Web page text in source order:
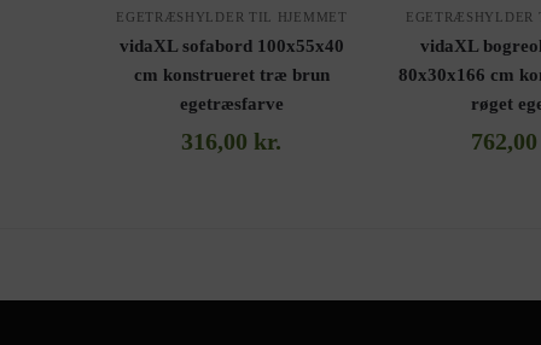
EGETRÆSHYLDER TIL HJEMMET
vidaXL sofabord 100x55x40
cm konstrueret træ brun
egetræsfarve
316,00 kr.
EGETRÆSHYLDER
vidaXL
80x30x166 cm
røget